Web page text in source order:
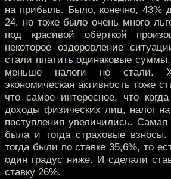
на прибыль. Было, конечно, 43%
24, но тоже было очень много
под красивой обёрткой
некоторое оздоровление
стали платить одинаковые
меньше налоги не стали.
экономическая активность тоже
что самое интересное, что
доходы физических лиц, налог
поступления увеличились.
была и тогда страховые
тогда были по ставке 35,6%, то
один градус ниже. И сделали
ставку 26%.